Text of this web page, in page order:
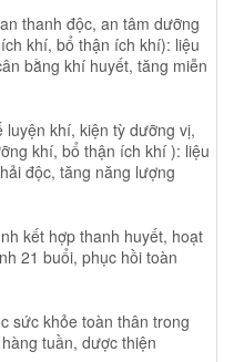
thanh độc, an tâm dưỡng
khí, bổ thận ích khí): liệu
bằng khí huyết, tăng miễn
luyện khí, kiện tỳ dưỡng vị,
khí, bổ thận ích khí ): liệu
độc, tăng năng lượng
kết hợp thanh huyết, hoạt
21 buổi, phục hồi toàn
sức khỏe toàn thân trong
tuần, dược thiện